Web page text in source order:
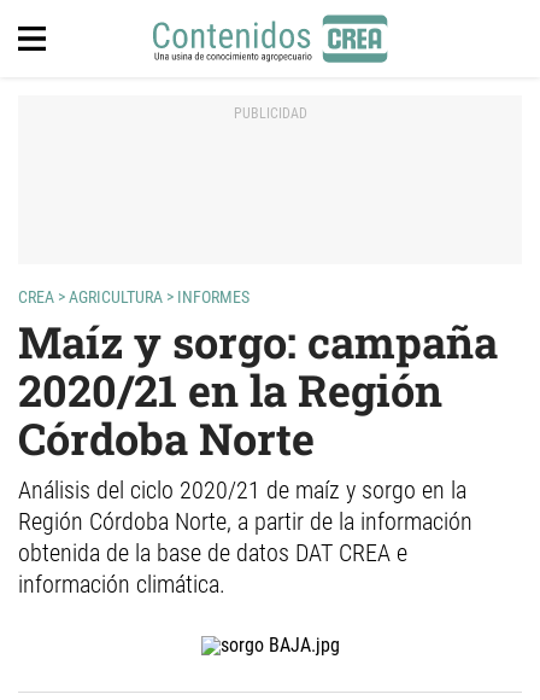
CREA >AGRICULTURA > INFORMES
Maíz y sorgo: campaña
2020/21 en la Región
Córdoba Norte
Análisis del ciclo 2020/21 de maíz y sorgo en la
Región Córdoba Norte, a partir de la información
obtenida de la base de datos DAT CREA e
información climática.